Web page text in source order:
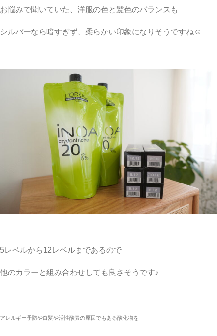
お悩みで聞いていた、洋服の色と髪色のバランスも
シルバーなら暗すぎず、柔らかい印象になりそうですね☺︎
5レベルから12レベルまであるので
他のカラーと組み合わせしても良さそうです♪
アレルギー予防や白髪や活性酸素の原因でもある酸化物を